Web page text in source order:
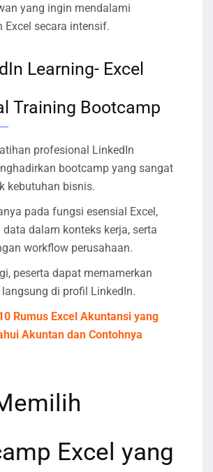
yang ingin mendalami
Excel secara intensif.
Learning- Excel
Training Bootcamp
profesional LinkedIn
bootcamp yang sangat
kebutuhan bisnis.
pada fungsi esensial Excel,
dalam konteks kerja, serta
workflow perusahaan.
peserta dapat memamerkan
di profil LinkedIn.
Rumus Excel Akuntansi yang
Akuntan dan Contohnya
Excel yang